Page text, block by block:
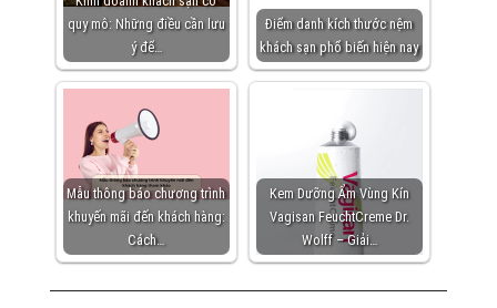
quy mô: Những điều cần lưu
ý để…
Điểm danh kích thước nệm
khách sạn phổ biến hiện nay
Mẫu thông báo chương trình
khuyến mãi đến khách hàng:
Cách…
Kem Dưỡng Ẩm Vùng Kín
Vagisan FeuchtCreme Dr.
Wolff – Giải…